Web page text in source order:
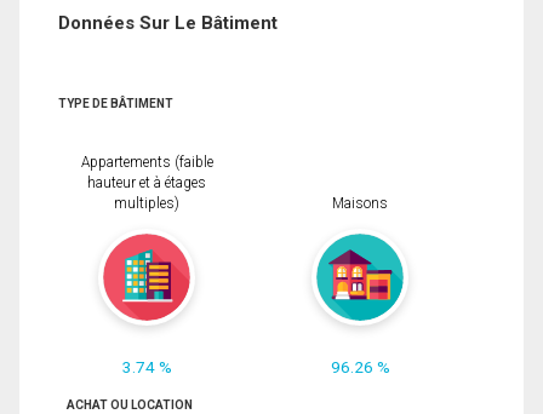
Données Sur Le Bâtiment
TYPE DE BÂTIMENT
Appartements (faible
hauteur et à étages
multiples)
3.74 %
Maisons
96.26 %
ACHAT OU LOCATION